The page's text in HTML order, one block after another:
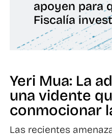
apoyen para
Fiscalía
Yeri Mua: La
una vidente
conmocionar
Las recientes